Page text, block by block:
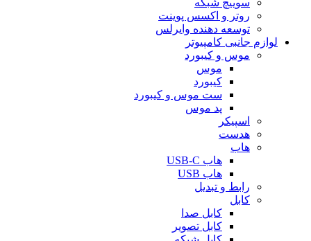
سوییچ شبکه
روتر و اکسس پوینت
توسعه دهنده وایرلس
لوازم جانبی کامپیوتر
موس و کیبورد
موس
کیبورد
ست موس و کیبورد
پد موس
اسپیکر
هدست
هاب
هاب USB-C
هاب USB
رابط و تبدیل
کابل
کابل صدا
کابل تصویر